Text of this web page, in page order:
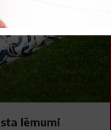
lēmumi